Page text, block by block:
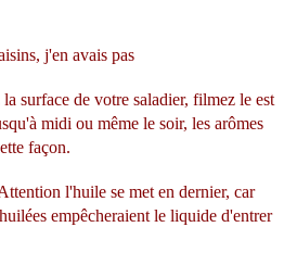
j'en avais pas
surface de votre saladier, filmez le est
midi ou même le soir, les arômes
façon.
l'huile se met en dernier, car
empêcheraient le liquide d'entrer